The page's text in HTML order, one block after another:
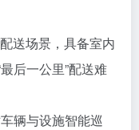
送场景，具备室内
后一公里”配送难
辆与设施智能巡